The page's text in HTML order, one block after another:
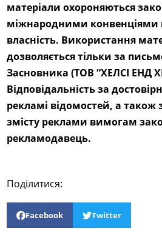
матеріали охороняються
міжнародними конвенціями
власність. Використання
дозволяється тільки за
Засновника (ТОВ “ХЕЛСІ ЕНД
Відповідальність за
рекламі відомостей, а також
змісту реклами вимогам
рекламодавець.
Поділитися:
Facebook Twitter